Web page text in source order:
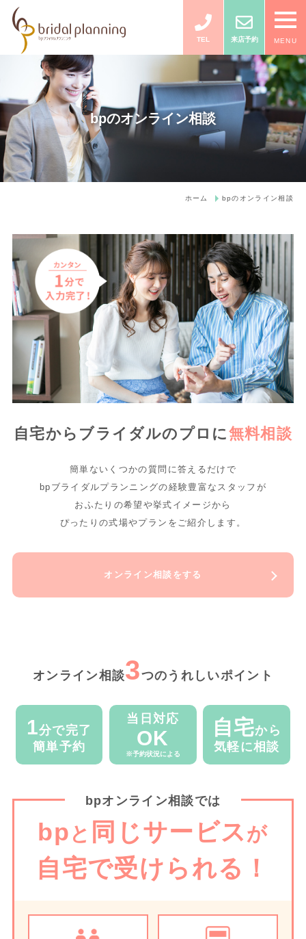
TEL 来店予約 MENU
bpのオンライン相談
ホーム bpのオンライン相談
自宅からブライダルのプロに無料相談
簡単ないくつかの質問に答えるだけで
bpブライダルプランニングの経験豊富なスタッフが
おふたりの希望や挙式イメージから
ぴったりの式場やプランをご紹介します。
オンライン相談をする
オンライン相談3つのうれしいポイント
1分で完了
簡単予約
当日対応
OK
※予約状況による
自宅から
気軽に相談
bpオンライン相談では
bp と 同じサービスが
自宅で受けられる！